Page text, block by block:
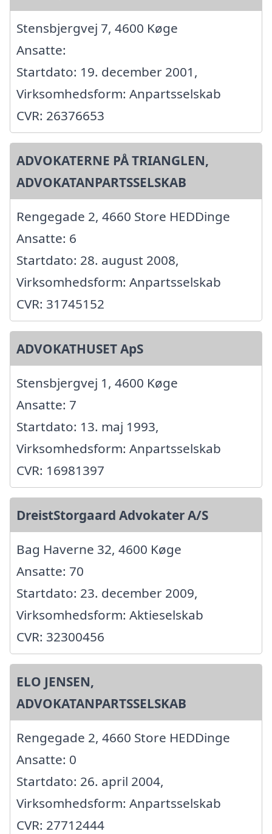
Stensbjergvej 7, 4600 Køge
Ansatte:
Startdato: 19. december 2001,
Virksomhedsform: Anpartsselskab
CVR: 26376653
ADVOKATERNE PÅ TRIANGLEN,
ADVOKATANPARTSSELSKAB
Rengegade 2, 4660 Store HEDDinge
Ansatte: 6
Startdato: 28. august 2008,
Virksomhedsform: Anpartsselskab
CVR: 31745152
ADVOKATHUSET ApS
Stensbjergvej 1, 4600 Køge
Ansatte: 7
Startdato: 13. maj 1993,
Virksomhedsform: Anpartsselskab
CVR: 16981397
DreistStorgaard Advokater A/S
Bag Haverne 32, 4600 Køge
Ansatte: 70
Startdato: 23. december 2009,
Virksomhedsform: Aktieselskab
CVR: 32300456
ELO JENSEN,
ADVOKATANPARTSSELSKAB
Rengegade 2, 4660 Store HEDDinge
Ansatte: 0
Startdato: 26. april 2004,
Virksomhedsform: Anpartsselskab
CVR: 27712444